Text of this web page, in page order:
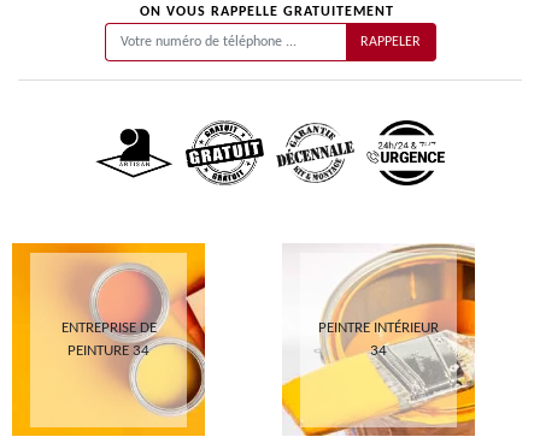
ON VOUS RAPPELLE GRATUITEMENT
ENTREPRISE DE
PEINTURE 34
PEINTRE INTÉRIEUR
34